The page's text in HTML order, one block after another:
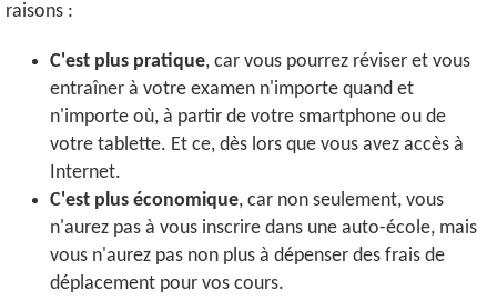
raisons :
C'est plus pratique, car vous pourrez réviser et vous
entraîner à votre examen n'importe quand et
n'importe où, à partir de votre smartphone ou de
votre tablette. Et ce, dès lors que vous avez accès à
Internet.
C'est plus économique, car non seulement, vous
n'aurez pas à vous inscrire dans une auto-école, mais
vous n'aurez pas non plus à dépenser des frais de
déplacement pour vos cours.